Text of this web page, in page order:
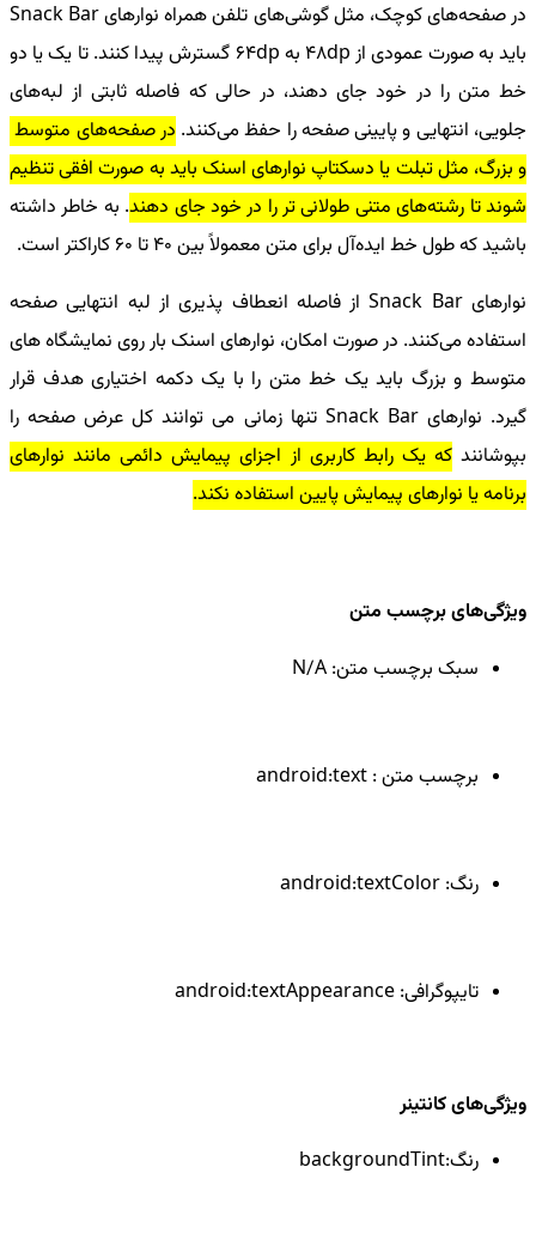
در صفحه‌های کوچک، مثل گوشی‌های تلفن همراه نوارهای Snack Bar
باید به صورت عمودی از 48dp به 64dp گسترش پیدا کنند. تا یک یا دو
خط متن را در خود جای دهند، در حالی که فاصله ثابتی از لبه‌های
جلویی، انتهایی و پایینی صفحه را حفظ می‌کنند. در صفحه‌های متوسط ​​
و بزرگ، مثل تبلت یا دسکتاپ نوارهای اسنک باید به صورت افقی تنظیم
شوند تا رشته‌های متنی طولانی تر را در خود جای دهند. به خاطر داشته
باشید که طول خط ایده‌آل برای متن معمولاً بین 40 تا 60 کاراکتر است.
نوارهای Snack Bar از فاصله انعطاف پذیری از لبه انتهایی صفحه
استفاده می‌کنند. در صورت امکان، نوارهای اسنک بار روی نمایشگاه های
متوسط ​​و بزرگ باید یک خط متن را با یک دکمه اختیاری هدف قرار
گیرد. نوارهای Snack Bar تنها زمانی می توانند کل عرض صفحه را
بپوشانندکه یک رابط کاربری از اجزای پیمایش دائمی مانند نوارهای
برنامه یا نوارهای پیمایش پایین استفاده نکند.
ویژگی‌های برچسب متن
سبک برچسب متن: N/A
برچسب متن : android:text
رنگ: android:textColor
تایپوگرافی: android:textAppearance
ویژگی‌های کانتینر
رنگ:backgroundTint